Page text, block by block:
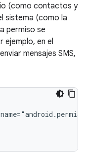
(como contactos y
sistema (como la
permiso se
ejemplo, en el
mensajes SMS,